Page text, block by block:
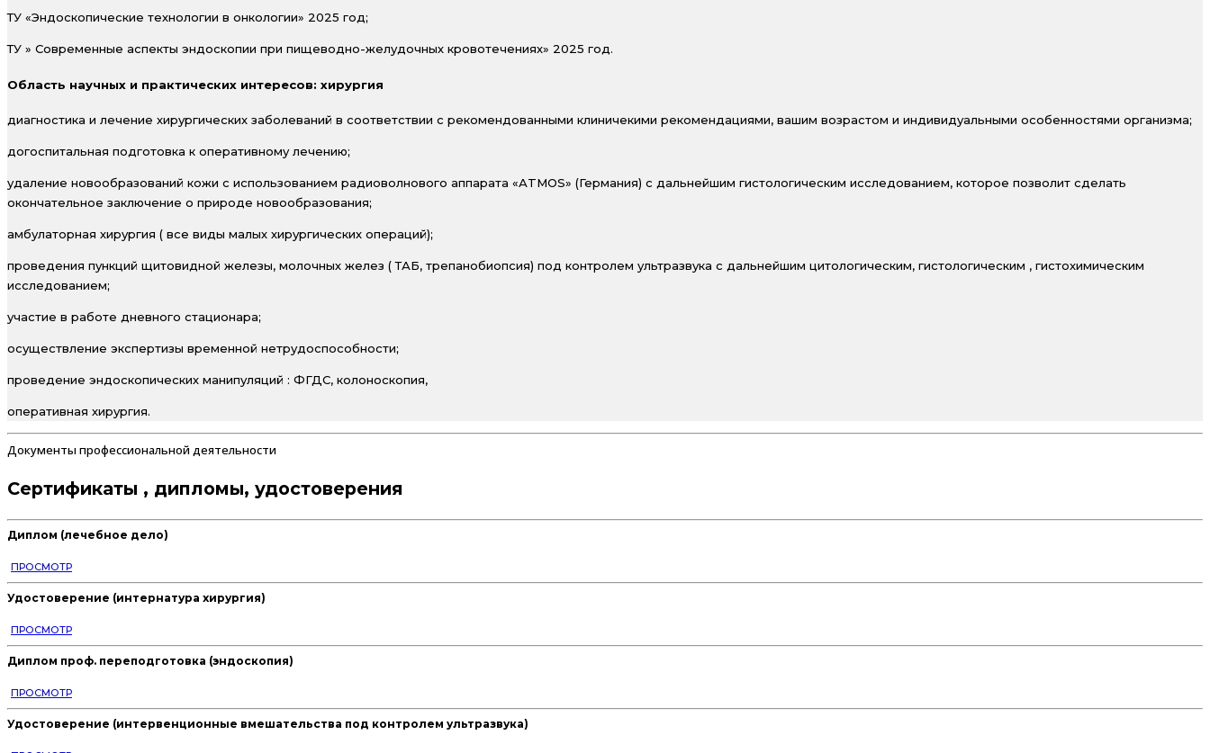
ТУ «Эндоскопические технологии в онкологии» 2025 год;
ТУ » Современные аспекты эндоскопии при пищеводно-желудочных кровотечениях» 2025 год.
Область научных и практических интересов: хирургия
диагностика и лечение хирургических заболеваний в соответствии с рекомендованными клиничекими рекомендациями, вашим возрастом и индивидуальными особенностями организма;
догоспитальная подготовка к оперативному лечению;
удаление новообразований кожи с использованием радиоволнового аппарата «АTMOS» (Германия) с дальнейшим гистологическим исследованием, которое позволит сделать
окончательное заключение о природе новообразования;
амбулаторная хирургия ( все виды малых хирургических операций);
проведения пункций щитовидной железы, молочных желез ( ТАБ, трепанобиопсия) под контролем ультразвука с дальнейшим цитологическим, гистологическим , гистохимическим
исследованием;
участие в работе дневного стационара;
осуществление экспертизы временной нетрудоспособности;
проведение эндоскопических манипуляций : ФГДС, колоноскопия,
оперативная хирургия.
Документы профессиональной деятельности
Сертификаты , дипломы, удостоверения
Диплом (лечебное дело)
ПРОСМОТР
Удостоверение (интернатура хирургия)
ПРОСМОТР
Диплом проф. переподготовка (эндоскопия)
ПРОСМОТР
Удостоверение (интервенционные вмешательства под контролем ультразвука)